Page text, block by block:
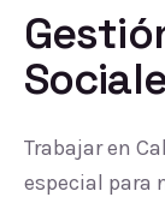
Trabajar en
especial para